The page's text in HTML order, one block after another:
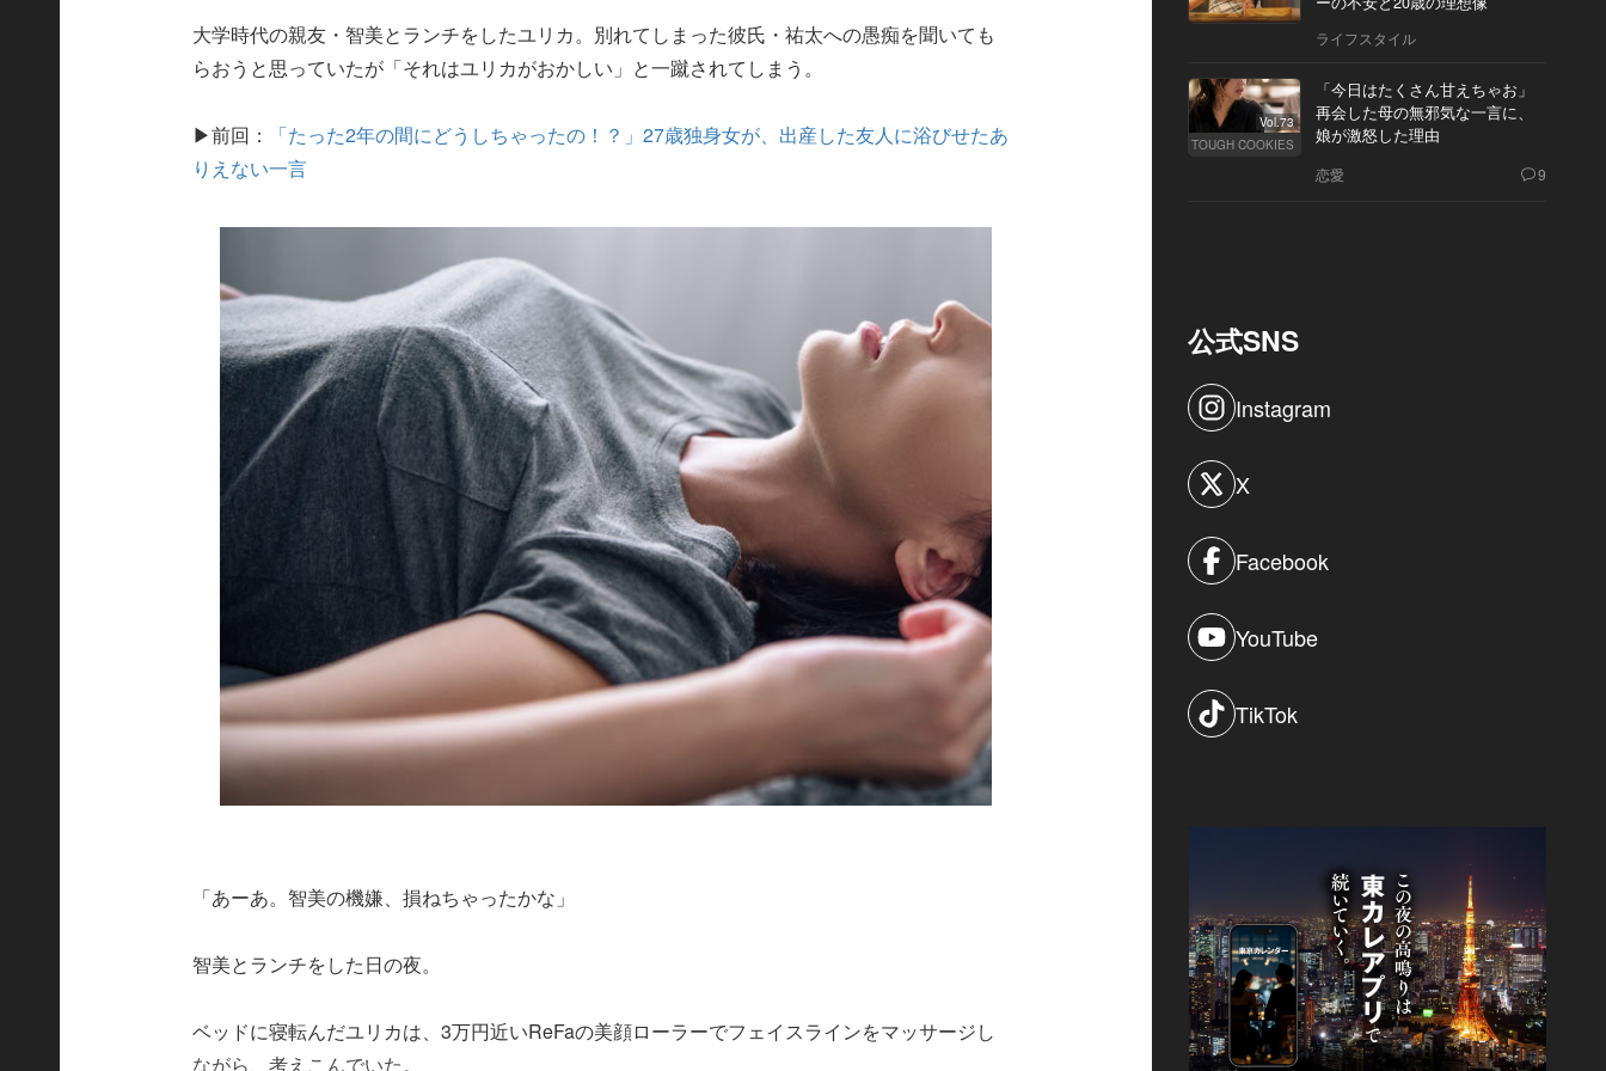
大学時代の親友・智美とランチをしたユリカ。別れてしまった彼氏・祐太への愚痴を聞いても
らおうと思っていたが「それはユリカがおかしい」と一蹴されてしまう。
▶前回：
「たった2年の間にどうしちゃったの！？」27歳独身女が、出産した友人に浴びせたあ
りえない一言
「あーあ。智美の機嫌、損ねちゃったかな」
智美とランチをした日の夜。
ベッドに寝転んだユリカは、3万円近いReFaの美顔ローラーでフェイスラインをマッサージし
ながら、考えこんでいた。
ライフスタイル
Vol.73
TOUGH COOKIES
「今日はたくさん甘えちゃお」
再会した母の無邪気な一言に、
娘が激怒した理由
恋愛 9
公式SNS
Instagram
X
Facebook
YouTube
TikTok